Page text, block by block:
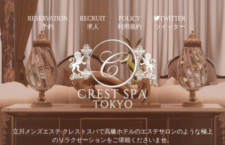
RESERVATION
予約
RECRUIT
求人
POLICY
利用規約
TWITTER
ツイッター
立川メンズエステ クレストスパで高級ホテルのエステサロンのような極上
のリラクゼーションをご堪能くださいませ。